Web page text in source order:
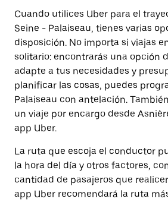
Cuando utilices Uber para el
Seine - Palaiseau, tienes varias
disposición. No importa si viajas
solitario: encontrarás una opción
adapte a tus necesidades y
planificar las cosas, puedes
Palaiseau con antelación.
un viaje por encargo desde
app Uber.
La ruta que escoja el conductor
la hora del día y otros factores,
cantidad de pasajeros que
app Uber recomendará la ruta